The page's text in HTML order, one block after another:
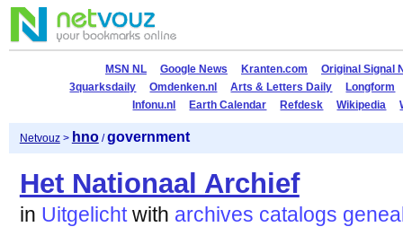
MSN NL Google News Kranten.com
Original Signal
3quarksdaily
Omdenken.nl Arts & Letters Daily
Longform
Infonu.nl
Earth Calendar Refdesk Wikipedia
Netvouz> hno/government
Het Nationaal Archief
in Uitgelicht with archives catalogs